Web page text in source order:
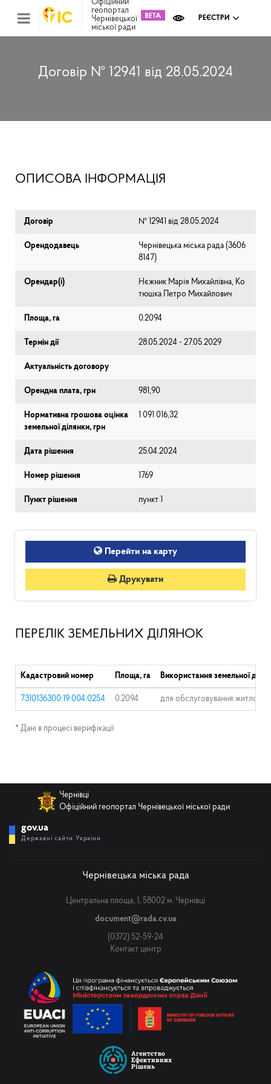
Офіційний
геопортал
Чернівецької
міської ради
РЕЄСТРИ
Договір № 12941 від 28.05.2024
ОПИСОВА ІНФОРМАЦІЯ
Договір № 12941 від 28.05.2024
Орендодавець
Чернівецька міська рада (⁨3606
8147⁩)
Орендар(і)
Нєжник Марія Михайлівна, Ко
тюшка Петро Михайлович
Площа, га 0.2094
Термін дії 28.05.2024 - 27.05.2029
Актуальність договору
Орендна плата, грн 981,90
Нормативна грошова оцінка
земельної ділянки, грн
1 091 016,32
Дата рішення 25.04.2024
Номер рішення 1769
Пункт рішення пункт 1
Перейти на карту
Друкувати
ПЕРЕЛІК ЗЕМЕЛЬНИХ ДІЛЯНОК
Кадастровий номер Площа, га Використання земельної
7310136300:19:004:0254 0.2094 для обслуговування
* Дані в процесі верифікації
Чернівці
Офіційний геопортал Чернівецької міської ради
gov.ua
Державні сайти України
Чернівецька міська рада
Центральна площа, 1, 58002 м. Чернівці
document@rada.cv.ua
(0372) 52-59-24
Контакт центр